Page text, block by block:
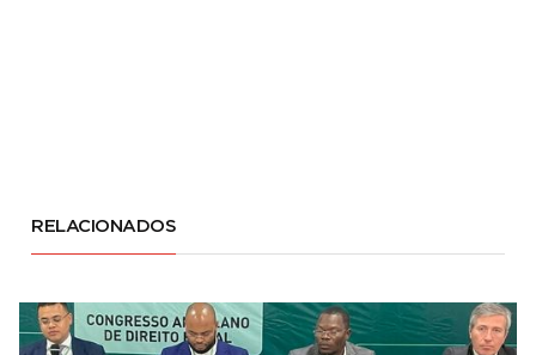
RELACIONADOS